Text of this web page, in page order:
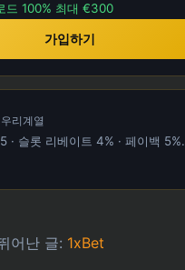
드 100% 최대 €300
가입하기
리계열
· 슬롯 리베이트 4% · 페이백 5%.
어난 글: 1xBet